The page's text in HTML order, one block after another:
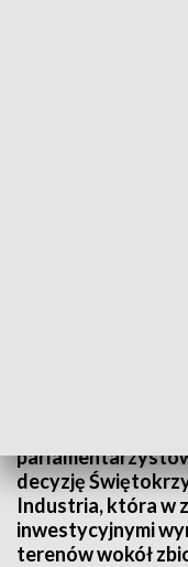
decyzję
Industria, która w
inwestycyjnymi
terenów wokół